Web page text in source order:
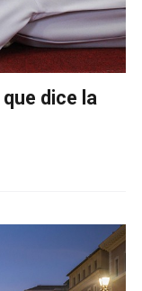
dice la